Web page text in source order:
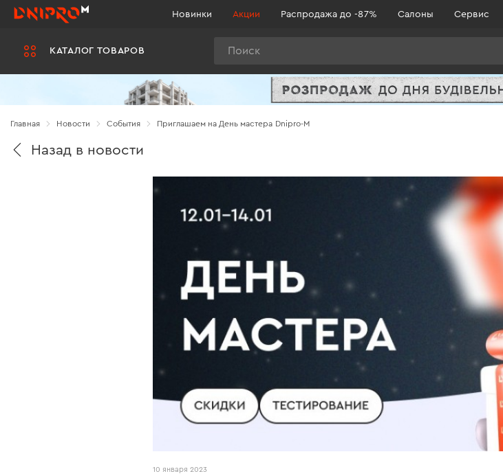
КАТАЛОГ ТОВАРОВ
Новинки Акции Распродажа до -87% Салоны Сервис
Главная Новости Cобытия Приглашаем на День мастера Dnipro-M
Назад в новости
10 января 2023